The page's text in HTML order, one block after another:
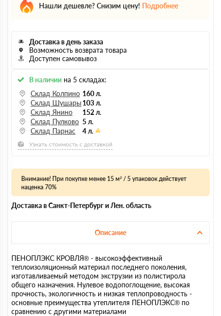
Нашли дешевле? Снизим цену! Подробнее
Доставка в день заказа
Возможность возврата товара
Доступен самовывоз
В наличии на 5 складах:
Склад Колпино 160 л.
Склад Шушары 103 л.
Склад Янино
152 л.
Склад Пулково 5 л.
Склад Парнас
4 л.
Узнать стоимость с доставкой
Внимание! При покупке менее 15 м² / 5 упаковок действует
наценка 70%
Доставка в Санкт-Петербург и Лен. область
Описание
ПЕНОПЛЭКС КРОВЛЯ® - высокоэффективный
теплоизоляционный материал последнего поколения,
изготавливаемый методом экструзии из полистирола
общего назначения. Нулевое водопоглощение, высокая
прочность, экологичность и низкая теплопроводность -
основные преимущества утеплителя ПЕНОПЛЭКС® по
сравнению с другими материалами